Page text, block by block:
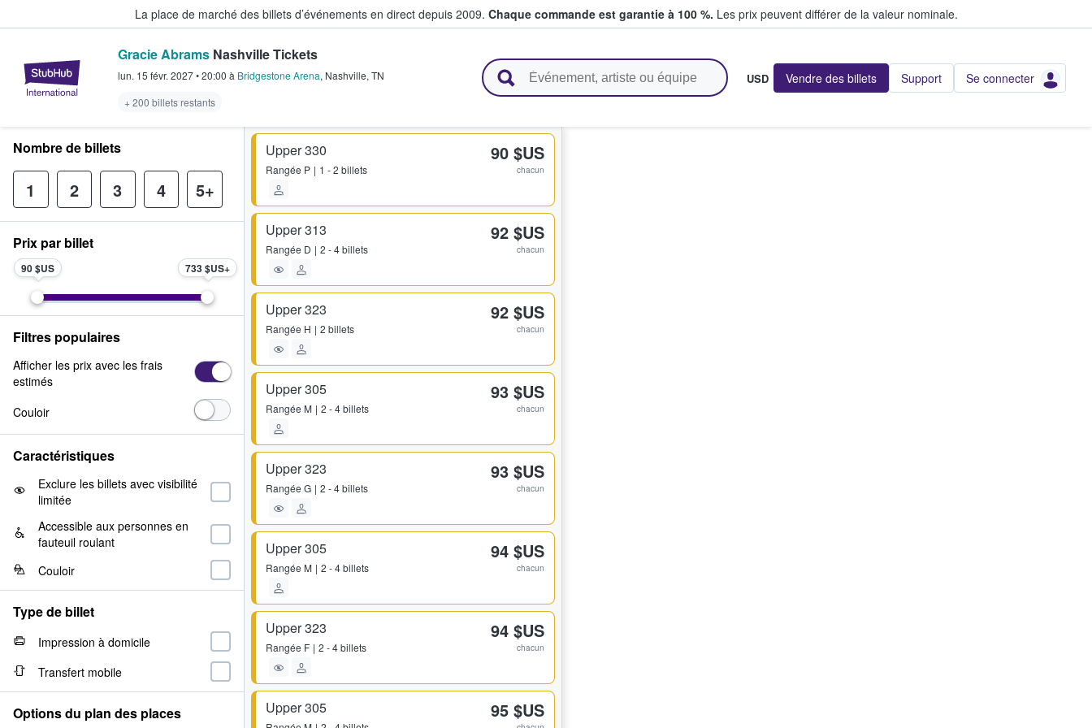
La place de marché des billets d’événements en direct depuis 2009. Chaque commande est garantie à 100 %. Les prix peuvent différer de la valeur nominale.
StubHub - Où les fans achètent et vendent des billets
Gracie Abrams Nashville Tickets
lun. 15 févr. 2027•20:00 à Bridgestone Arena, Nashville, TN
+ 200 billets restants
USD Vendre des billets Support Se connecter
Upper 330
Rangée P 1 - 2 billets
90 $US
chacun
Upper 313
Rangée D 2 - 4 billets
92 $US
chacun
Upper 323
Rangée H 2 billets
92 $US
chacun
Upper 305
Rangée M 2 - 4 billets
93 $US
chacun
Upper 323
Rangée G 2 - 4 billets
93 $US
chacun
Upper 305
Rangée M 2 - 4 billets
94 $US
chacun
Upper 323
Rangée F 2 - 4 billets
94 $US
chacun
Upper 305 95 $US
Nombre de billets
1 2 3 4 5+
Prix par billet
90 $US 733 $US
Filtres populaires
Afficher les prix avec les frais
estimés
Couloir
Caractéristiques
Exclure les billets avec visibilité
limitée
Accessible aux personnes en
fauteuil roulant
Couloir
Type de billet
Impression à domicile
Transfert mobile
Options du plan des places